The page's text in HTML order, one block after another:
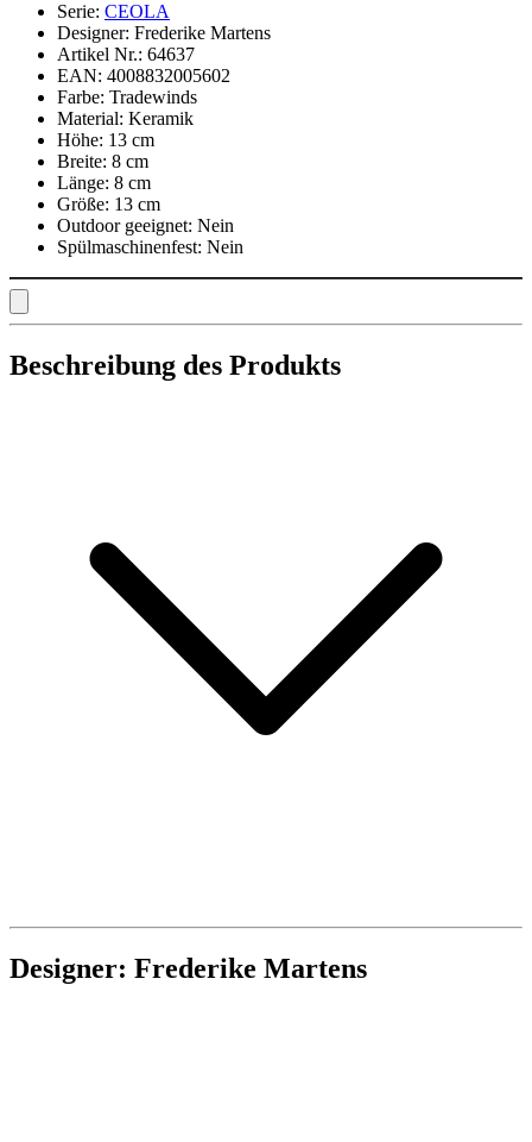
Serie: CEOLA
Designer: Frederike Martens
Artikel Nr.: 64637
EAN: 4008832005602
Farbe: Tradewinds
Material: Keramik
Höhe: 13 cm
Breite: 8 cm
Länge: 8 cm
Größe: 13 cm
Outdoor geeignet: Nein
Spülmaschinenfest: Nein
Beschreibung des Produkts
Designer: Frederike Martens